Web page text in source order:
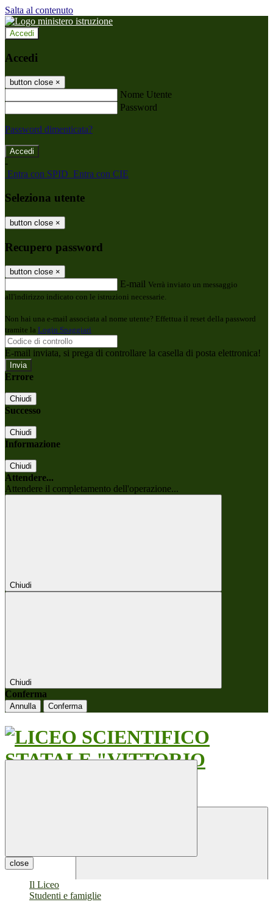
Salta al contenuto
Accedi
Accedi
button close ×
Nome Utente
Password
Password dimenticata?
-
Entra con SPID Entra con CIE
Seleziona utente
button close ×
Recupero password
button close ×
E-mail Verrà inviato un messaggio
all'indirizzo indicato con le istruzioni necessarie.
Non hai una e-mail associata al nome utente? Effettua il reset della password
tramite la Login Spaggiari
E-mail inviata, si prega di controllare la casella di posta elettronica!
Errore
Chiudi
Successo
Chiudi
Informazione
Chiudi
Attendere...
Attendere il completamento dell'operazione...
Chiudi
Chiudi
Conferma
Annulla Conferma
close
Il Liceo
Studenti e famiglie